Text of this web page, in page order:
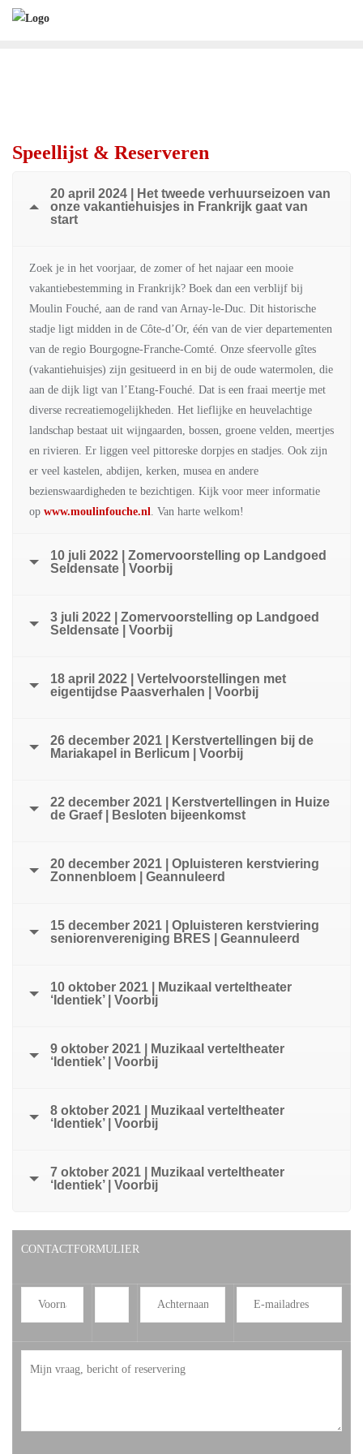
Ga
Speellijst & Reserveren
20 april 2024 | Het tweede verhuurseizoen van
onze vakantiehuisjes in Frankrijk gaat van
start
Zoek je in het voorjaar, de zomer of het najaar een mooie
vakantiebestemming in Frankrijk? Boek dan een verblijf bij
Moulin Fouché, aan de rand van Arnay-le-Duc. Dit historische
stadje ligt midden in de Côte-d’Or, één van de vier departementen
van de regio Bourgogne-Franche-Comté. Onze sfeervolle gîtes
(vakantiehuisjes) zijn gesitueerd in en bij de oude watermolen, die
aan de dijk ligt van l’Etang-Fouché. Dat is een fraai meertje met
diverse recreatiemogelijkheden. Het lieflijke en heuvelachtige
landschap bestaat uit wijngaarden, bossen, groene velden, meertjes
en rivieren. Er liggen veel pittoreske dorpjes en stadjes. Ook zijn
er veel kastelen, abdijen, kerken, musea en andere
bezienswaardigheden te bezichtigen. Kijk voor meer informatie
op www.moulinfouche.nl. Van harte welkom!
10 juli 2022 | Zomervoorstelling op Landgoed
Seldensate | Voorbij
3 juli 2022 | Zomervoorstelling op Landgoed
Seldensate | Voorbij
18 april 2022 | Vertelvoorstellingen met
eigentijdse Paasverhalen | Voorbij
26 december 2021 | Kerstvertellingen bij de
Mariakapel in Berlicum | Voorbij
22 december 2021 | Kerstvertellingen in Huize
de Graef | Besloten bijeenkomst
20 december 2021 | Opluisteren kerstviering
Zonnenbloem | Geannuleerd
15 december 2021 | Opluisteren kerstviering
seniorenvereniging BRES | Geannuleerd
10 oktober 2021 | Muzikaal verteltheater
‘Identiek’ | Voorbij
9 oktober 2021 | Muzikaal verteltheater
‘Identiek’ | Voorbij
8 oktober 2021 | Muzikaal verteltheater
‘Identiek’ | Voorbij
7 oktober 2021 | Muzikaal verteltheater
‘Identiek’ | Voorbij
CONTACTFORMULIER